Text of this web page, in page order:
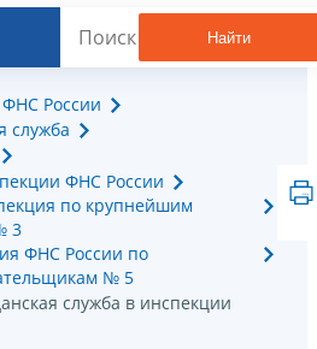
Найти
России
служба
ФНС России
по крупнейшим
3
ФНС России по
№ 5
служба в инспекции